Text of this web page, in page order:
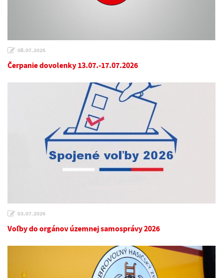
08.07.2026
Čerpanie dovolenky 13.07.-17.07.2026
03.07.2026
Voľby do orgánov územnej samosprávy 2026